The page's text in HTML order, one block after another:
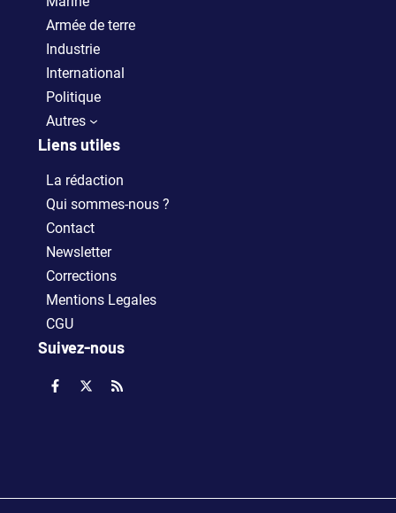
Armée de terre
Industrie
International
Politique
Autres
Liens utiles
La rédaction
Qui sommes-nous ?
Contact
Newsletter
Corrections
Mentions Legales
CGU
Suivez-nous